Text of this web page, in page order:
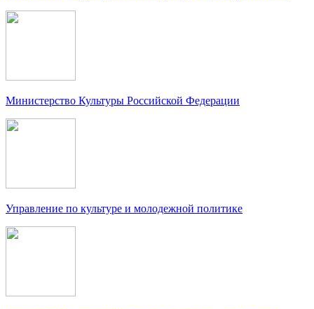
Министерство Культуры Российской Федерации
Управление по культуре и молодежной политике